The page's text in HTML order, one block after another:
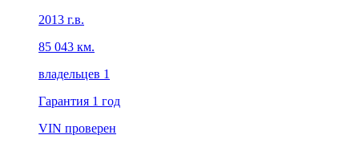
2013 г.в.
85 043 км.
владельцев 1
Гарантия 1 год
VIN проверен